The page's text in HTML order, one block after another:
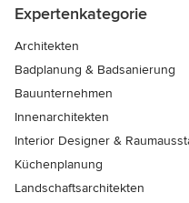
Expertenkategorie
Architekten
Badplanung & Badsanierung
Bauunternehmen
Innenarchitekten
Interior Designer &
Küchenplanung
Landschaftsarchitekten